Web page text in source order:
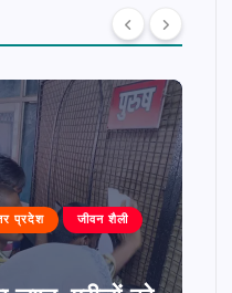
प्रदेश जीवन शैली